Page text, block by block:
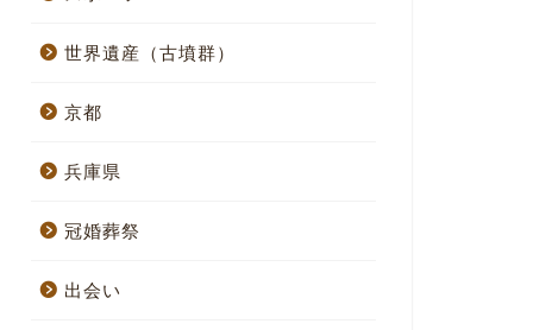
世界遺産（古墳群）
京都
兵庫県
冠婚葬祭
出会い